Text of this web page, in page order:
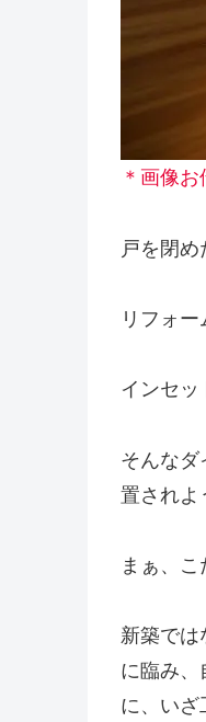
＊画像
戸を閉
リフォ
インセッ
そんなダ
置されよ
まぁ、こ
新築では
に臨み、
に、いざ